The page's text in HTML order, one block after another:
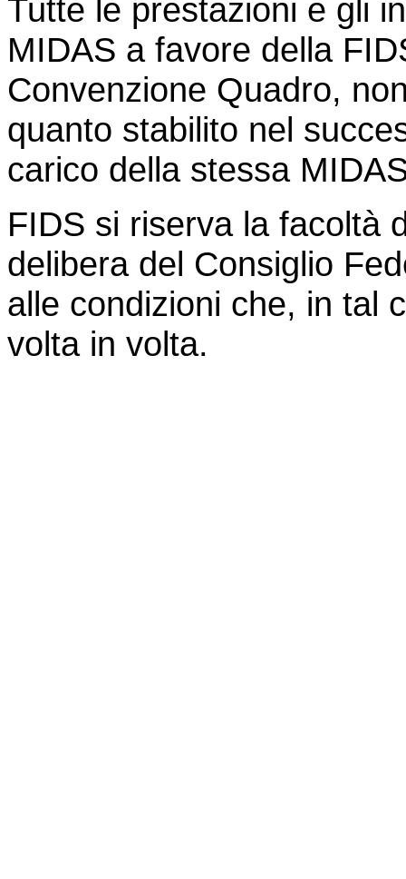
Tutte le prestazioni e gli
MIDAS a favore della
Convenzione Quadro,
quanto stabilito nel
carico della stessa
FIDS si riserva la facoltà
delibera del Consiglio
alle condizioni che, in tal
volta in volta.